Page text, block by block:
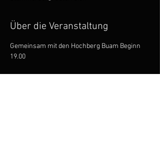
Über die Veranstaltung
Gemeinsam mit den Hochberg Buam Beginn
19.00